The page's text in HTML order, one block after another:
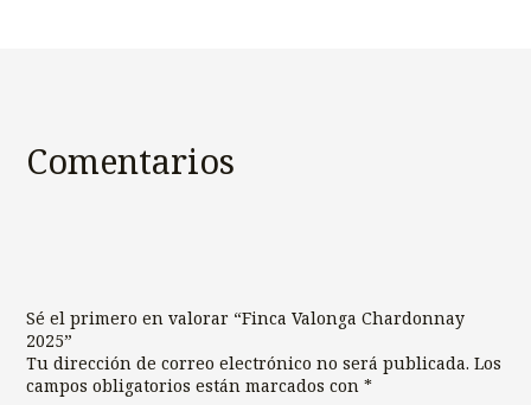
Comentarios
Sé el primero en valorar “Finca Valonga Chardonnay
2025”
Tu dirección de correo electrónico no será publicada. Los
campos obligatorios están marcados con*